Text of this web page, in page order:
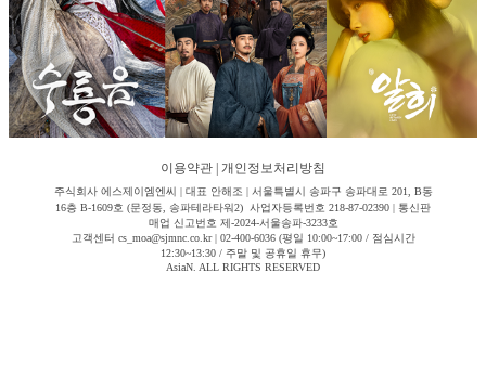
이용약관 개인정보처리방침
주식회사 에스제이엠엔씨 | 대표 안해조 | 서울특별시 송파구 송파대로 201, B동
16층 B-1609호 (문정동, 송파테라타워2) 사업자등록번호 218-87-02390 | 통신판
매업 신고번호 제-2024-서울송파-3233호
고객센터 cs_moa@sjmnc.co.kr | 02-400-6036 (평일 10:00~17:00 / 점심시간
12:30~13:30 / 주말 및 공휴일 휴무)
AsiaN. ALL RIGHTS RESERVED